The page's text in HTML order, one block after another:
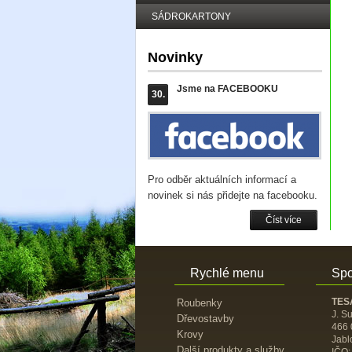
SÁDROKARTONY
Novinky
30. Jsme na FACEBOOKU
Pro odběr aktuálních informací a
novinek si nás přidejte na facebooku.
Číst více
Rychlé menu
Roubenky
Dřevostavby
Krovy
J.
466